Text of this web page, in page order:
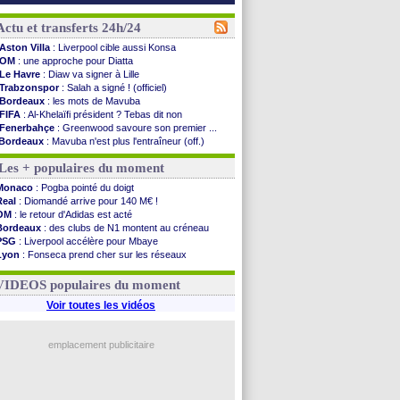
et transferts 24h/24
Aston Villa : Liverpool cible aussi Konsa
OM : une approche pour Diatta
Le Havre : Diaw va signer à Lille
Trabzonspor : Salah a signé ! (officiel)
Bordeaux : les mots de Mavuba
FIFA : Al-Khelaïfi président ? Tebas dit non
Fenerbahçe : Greenwood savoure son premier ...
: Mavuba n'est plus l'entraîneur (off.)
Galatasaray: Milan rejette 35 M€ pour Leão
Southampton: D. Traoré prêté au Mans (officiel)
Real: Vinicius tout proche de prolonger !
: un accueil impressionnant pour Salah !
Real : Diomandé attendu ce jeudi à Madrid !
: Rodri, la piste Barça se confirme
: Akliouche arrive ce jeudi à Paris !
Médias : la Liga quitte beIN Sports !
PSG : pas d'inquiétude pour Rafael Pol
Real: ça se complique pour Rodri !
Barça: Ferran Torres donne son feu vert au ...
: des excuses après le projet
: Nørgaard transféré à Everton (off.)
+ populaires du moment
: Pogba pointé du doigt
: Diomandé arrive pour 140 M€ !
: le retour d'Adidas est acté
: des clubs de N1 montent au créneau
: Liverpool accélère pour Mbaye
: Fonseca prend cher sur les réseaux
: une nouvelle offre pour Vinicius
populaires du moment
Voir toutes les vidéos
emplacement publicitaire